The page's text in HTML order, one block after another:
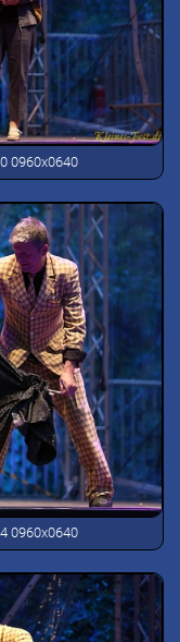
0960x0640
0960x0640